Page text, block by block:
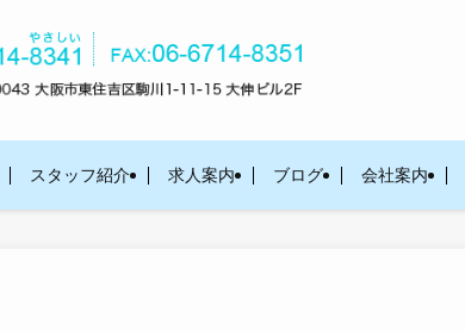
スタッフ紹介 求人案内 ブログ 会社案内